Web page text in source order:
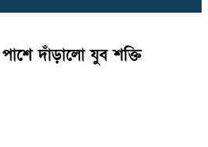
দাঁড়ালো যুব শক্তি